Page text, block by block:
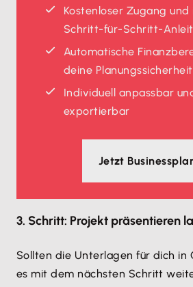
Kostenloser Zugang
Schritt-für-Schritt-
Automatische
deine Planungssicherheit
Individuell anpassbar
exportierbar
Jetzt
3. Schritt: Projekt präsentieren
Sollten die Unterlagen für dich in
es mit dem nächsten Schritt